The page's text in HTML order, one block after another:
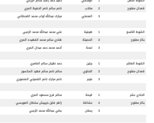
قعدانمفتوح 2 مخلاب ناصر سالم ناصر الحفيظ المري
3
العدملي مبارك عبدالله ثواب محمد القحطاني
الشوط التاسع 1 هيفية علي محمد عبدالله محمد الزعبي
بكار مفتوح
2 الحصيلة هادي سالم محمد الفهيده المري
3
لمحة أحمد محمد حمد عبدان المري
الشوط العاشر 1 برلين حمد نهيان سالم العامري
قعدانمفتوح 2 النحاوي سالم ناصر سالم فهيد المكسور
3
عتيم ناصر مبارك ناصر القصيلي المنصوري
الحادي عشر 1 قيمة سالم فرج مسعود المري
بكارمفتوح 2 عشاقة زاهر فايل خريبيش سلطان العويسي
3
رسلان بطي عبدالله محمد الزعبي